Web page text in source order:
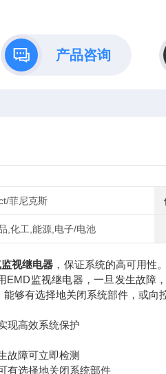
产品咨询
菲尼克斯
,化工,能源,电子/电池
视继电器 ，保证系统的高可用性
EMD监视继电器，一旦发生故障
够有选择地关闭系统部件，或向
现高效系统保护
故障可立即检测
有选择地关闭系统部件